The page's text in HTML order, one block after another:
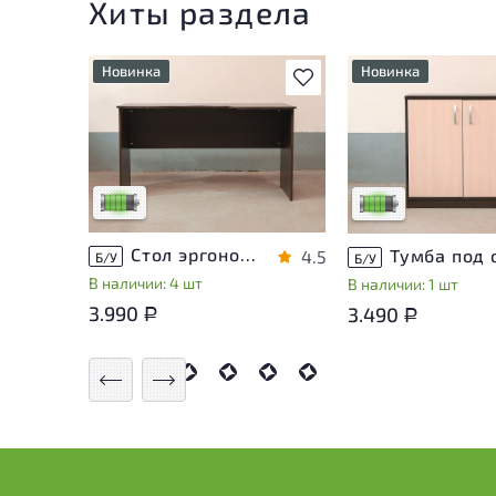
Хиты раздела
В избранное
Новинка
У товара присутствуют
незначительные следы
эксплуатации, не влияющие
на удобство его
использования
Низкая степень износа
Б/У Стол эргономичный ЛДСП Венге
В наличии: 4 шт
4.5
3.990 Р
Новинка
У товара
незначительные
эксплуатации, не
на удобство его
Низкая степень
Б/У
В наличии: 1 шт
3.490 Р